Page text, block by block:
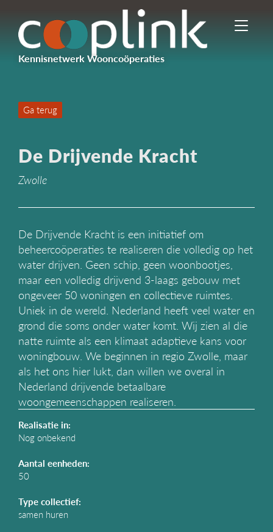
Kennisnetwerk Wooncoöperaties
I
e
v
t
i
e
Ga terug
De Drijvende Kracht
Zwolle
De Drijvende Kracht is een initiatief om
beheercoöperaties te realiseren die volledig op het
water drijven. Geen schip, geen woonbootjes,
maar een volledig drijvend 3-laags gebouw met
ongeveer 50 woningen en collectieve ruimtes.
Uniek in de wereld. Nederland heeft veel water en
grond die soms onder water komt. Wij zien al die
natte ruimte als een klimaat adaptieve kans voor
woningbouw. We beginnen in regio Zwolle, maar
als het ons hier lukt, dan willen we overal in
Nederland drijvende betaalbare
woongemeenschappen realiseren.
Realisatie in:
Nog onbekend
Aantal eenheden:
50
Type collectief:
samen huren